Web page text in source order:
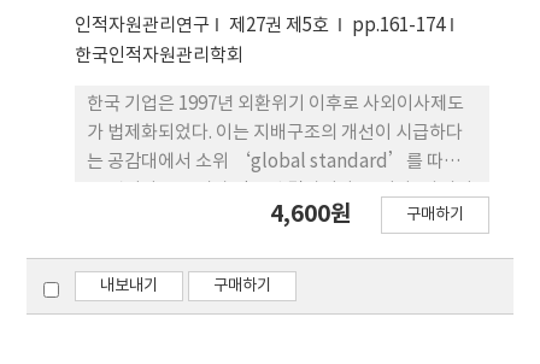
인이 되기도 한다. 본 연구에서는 조직 구성원의 과업
성과와 조직 경쟁우위의 원천으로 인식되는 창의성을
저해하는 위계상 상급자인 상사의 파괴적이고 비윤리
적인 전제적 리더십의 부정적 영향과 이 과정에서의
심리적 주인의식의 매개 효과에 관한 실증 연구를 수
행하였다. 육군 간부(장교 및 부사관)를 대상으로 부
하와 그들의 직속상사로 구성된 총 211쌍의 설문자료
를 분석한 결과, 상사의 전제적 리더십은 구성원들의
타났고, 낮아진 심리적 주인의식이 전제적 리더십이
과업성과와 창의성에 미치는 부정적 효과를 매개하는
인적자원관리연구 제27권 제5호
pp.161-174
한국인적자원관리학회
한국 기업은 1997년 외환위기 이후로 사외이사제도
가 법제화되었다. 이는 지배구조의 개선이 시급하다
는 공감대에서 소위 ‘global standard’를 따르
사제도는 소유와 경영이 분리된 상황을 전제하고, 최
론에 근거한 대표적인 내부통제메커니즘이다. 한국
기업과 같이 소유와 경영이 철저하게 분리되지 않은
4,600원 구매하기
내보내기 구매하기